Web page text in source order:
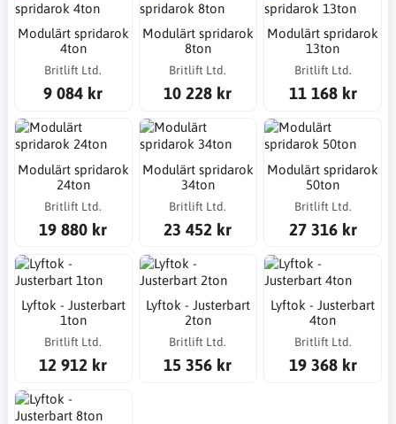
Modulärt spridarok
4ton
Britlift Ltd.
9 084 kr
Modulärt spridarok
8ton
Britlift Ltd.
10 228 kr
Modulärt spridarok
13ton
Britlift Ltd.
11 168 kr
Modulärt spridarok
24ton
Britlift Ltd.
19 880 kr
Modulärt spridarok
34ton
Britlift Ltd.
23 452 kr
Modulärt spridarok
50ton
Britlift Ltd.
27 316 kr
Lyftok - Justerbart
1ton
Britlift Ltd.
12 912 kr
Lyftok - Justerbart
2ton
Britlift Ltd.
15 356 kr
Lyftok - Justerbart
4ton
Britlift Ltd.
19 368 kr